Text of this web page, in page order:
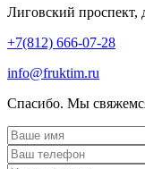
Лиговский проспект,
+7(812) 666-07-28
info@fruktim.ru
Спасибо. Мы